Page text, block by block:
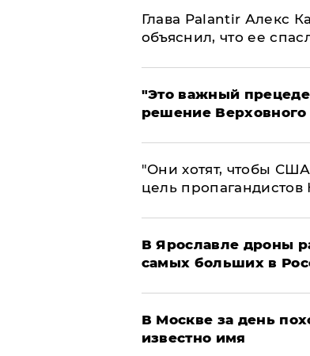
Глава Palantir Алекс
объяснил, что ее
"Это важный
решение
"Они хотят, чтобы
цель пропагандистов
В Ярославле дроны
самых больших в
В Москве за день
известно имя